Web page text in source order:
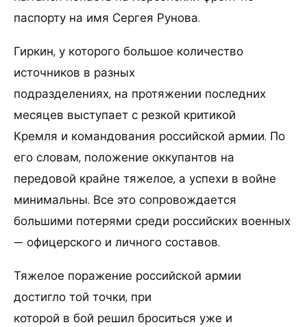
паспорту на имя Сергея Рунова.
Гиркин, у которого большое количество
источников в разных
подразделениях, на протяжении последних
месяцев выступает с резкой критикой
Кремля и командования российской армии. По
его словам, положение оккупантов на
передовой крайне тяжелое, а успехи в войне
минимальны. Все это сопровождается
большими потерями среди российских военных
— офицерского и личного составов.
Тяжелое поражение российской армии
достигло той точки, при
которой в бой решил броситься уже и